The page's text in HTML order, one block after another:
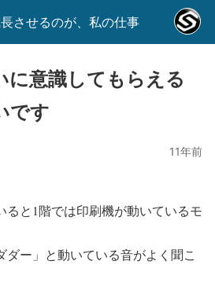
させるのが、私の仕事
に意識してもらえる
です
11年前
ると1階では印刷機が動いているモ
ダー」と動いている音がよく聞こ